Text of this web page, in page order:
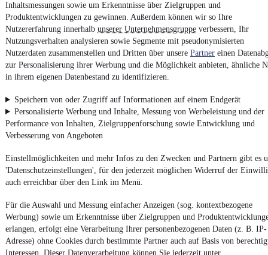
Inhaltsmessungen sowie um Erkenntnisse über Zielgruppen und
Produktentwicklungen zu gewinnen. Außerdem können wir so Ihre
Nutzererfahrung innerhalb unserer Unternehmensgruppe verbessern, Ihr
Nutzungsverhalten analysieren sowie Segmente mit pseudonymisierten
Nutzerdaten zusammenstellen und Dritten über unsere Partner einen
zur Personalisierung ihrer Werbung und die Möglichkeit anbieten, ähnliche
in ihrem eigenen Datenbestand zu identifizieren.
Speichern von oder Zugriff auf Informationen auf einem Endgerät
Personalisierte Werbung und Inhalte, Messung von Werbeleistung und der
Performance von Inhalten, Zielgruppenforschung sowie Entwicklung und
Verbesserung von Angeboten
Einstellmöglichkeiten und mehr Infos zu den Zwecken und Partnern gibt es
'Datenschutzeinstellungen', für den jederzeit möglichen Widerruf der
auch erreichbar über den Link im Menü.
Für die Auswahl und Messung einfacher Anzeigen (sog. kontextbezogene
Werbung) sowie um Erkenntnisse über Zielgruppen und
erlangen, erfolgt eine Verarbeitung Ihrer personenbezogenen Daten (z. B. IP-
Adresse) ohne Cookies durch bestimmte Partner auch auf Basis von
Interessen. Dieser Datenverarbeitung können Sie jederzeit unter
Powered by
VonAuto verkaufenüberE-BikesundGebrauchtwagen:
Besuchemobile.de